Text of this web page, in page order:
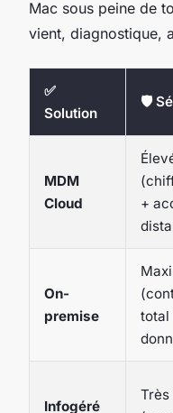
Mac sous peine de
vient, diagnostique,
✅
Solution
🛡️
MDM
Cloud
+
On-
premise
total
Infogéré
Très